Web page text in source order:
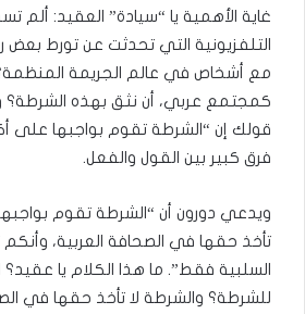
غاية الأهمية يا “سيادة” العقيد: ألم
التلفزيونية التي تحدثت عن تورط بعض
مع أشخاص في عالم الجريمة
كمجتمع عربي، أن نثق بهذه
قولك إن “الشرطة تقوم بواجبها على
فرق كبير بين القول والفعل.
ويدعي دورون أن “الشرطة تقوم
تأخذ حقها في الصحافة العربية، وأنكم
السلبية فقط”. ما هذا الكلام يا
للشرطة؟ والشرطة لا تأخذ حقها في